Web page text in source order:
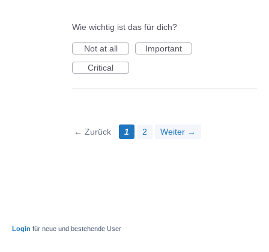
Wie wichtig ist das für dich?
Not at all
Important
Critical
← Zurück 1 2 Weiter →
Login für neue und bestehende User